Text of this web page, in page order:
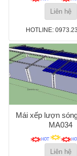
Liên hệ
HOTLINE:
Mái xếp lượn
MA034
Liên hệ